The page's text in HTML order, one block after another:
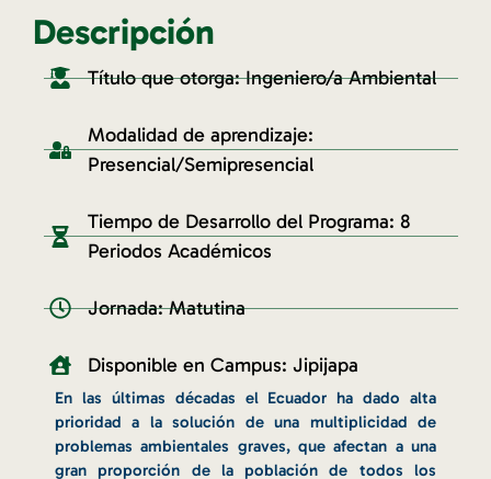
Descripción
Título que otorga: Ingeniero/a Ambiental
Modalidad de aprendizaje:
Presencial/Semipresencial
Tiempo de Desarrollo del Programa: 8
Periodos Académicos
Jornada: Matutina
Disponible en Campus: Jipijapa
En las últimas décadas el Ecuador ha dado alta
prioridad a la solución de una multiplicidad de
problemas ambientales graves, que afectan a una
gran proporción de la población de todos los